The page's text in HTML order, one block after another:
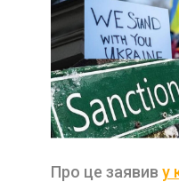
Про це заявив у